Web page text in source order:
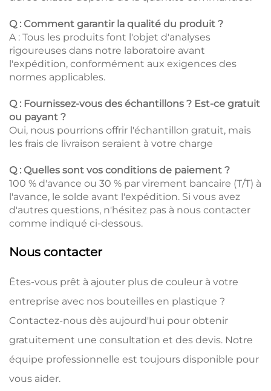
Q : Comment garantir la qualité du produit ?
A : Tous les produits font l'objet d'analyses
rigoureuses dans notre laboratoire avant
l'expédition, conformément aux exigences des
normes applicables.
Q : Fournissez-vous des échantillons ? Est-ce gratuit
ou payant ?
Oui, nous pourrions offrir l'échantillon gratuit, mais
les frais de livraison seraient à votre charge
Q : Quelles sont vos conditions de paiement ?
100 % d'avance ou 30 % par virement bancaire (T/T) à
l'avance, le solde avant l'expédition. Si vous avez
d'autres questions, n'hésitez pas à nous contacter
comme indiqué ci-dessous.
Nous contacter
Êtes-vous prêt à ajouter plus de couleur à votre
entreprise avec nos bouteilles en plastique ?
Contactez-nous dès aujourd'hui pour obtenir
gratuitement une consultation et des devis. Notre
équipe professionnelle est toujours disponible pour
vous aider.